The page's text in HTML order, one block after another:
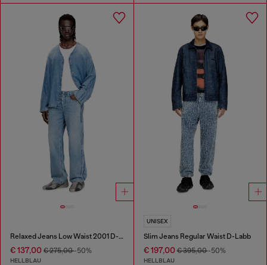
Relaxed Jeans Low Waist 2001 D-Macro
€ 137,00 € 275,00-50%
HELLBLAU
UNISEX
Slim Jeans Regular Waist D-Labb
€ 197,00€ 395,00-50%
HELLBLAU